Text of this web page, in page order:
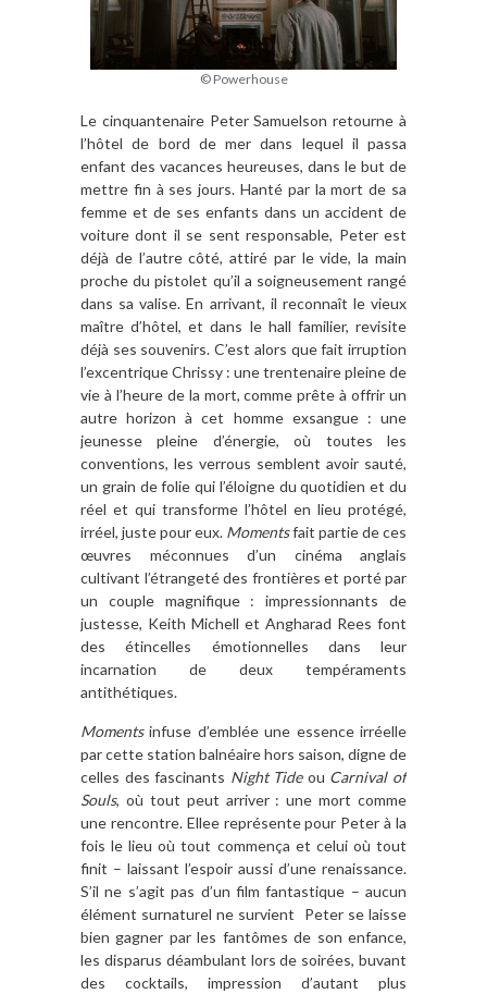
© Powerhouse
Le cinquantenaire Peter Samuelson retourne à
l’hôtel de bord de mer dans lequel il passa
enfant des vacances heureuses, dans le but de
mettre fin à ses jours. Hanté par la mort de sa
femme et de ses enfants dans un accident de
voiture dont il se sent responsable, Peter est
déjà de l’autre côté, attiré par le vide, la main
proche du pistolet qu’il a soigneusement rangé
dans sa valise. En arrivant, il reconnaît le vieux
maître d’hôtel, et dans le hall familier, revisite
déjà ses souvenirs. C’est alors que fait irruption
l’excentrique Chrissy : une trentenaire pleine de
vie à l’heure de la mort, comme prête à offrir un
autre horizon à cet homme exsangue : une
jeunesse pleine d’énergie, où toutes les
conventions, les verrous semblent avoir sauté,
un grain de folie qui l’éloigne du quotidien et du
réel et qui transforme l’hôtel en lieu protégé,
irréel, juste pour eux. Momentsfait partie de ces
œuvres méconnues d’un cinéma anglais
cultivant l’étrangeté des frontières et porté par
un couple magnifique : impressionnants de
justesse, Keith Michell et Angharad Rees font
des étincelles émotionnelles dans leur
incarnation de deux tempéraments
antithétiques.
Momentsinfuse d’emblée une essence irréelle
par cette station balnéaire hors saison, digne de
celles des fascinants Night Tideou Carnival of
Souls, où tout peut arriver : une mort comme
une rencontre. Ellee représente pour Peter à la
fois le lieu où tout commença et celui où tout
finit – laissant l’espoir aussi d’une renaissance.
S’il ne s’agit pas d’un film fantastique – aucun
élément surnaturel ne survient Peter se laisse
bien gagner par les fantômes de son enfance,
les disparus déambulant lors de soirées, buvant
des cocktails, impression d’autant plus